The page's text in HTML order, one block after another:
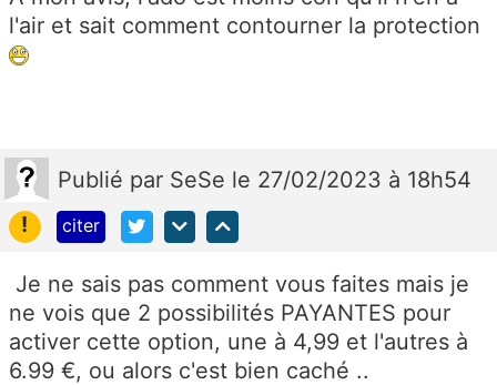
l'air et sait comment contourner la protection
Publié par SeSe le 27/02/2023 à 18h54
!
citer
Je ne sais pas comment vous faites mais je
ne vois que 2 possibilités PAYANTES pour
activer cette option, une à 4,99 et l'autres à
6.99 €, ou alors c'est bien caché ..